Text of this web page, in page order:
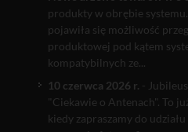
produkty w obrębie
pojawiła się możliwość
produktowej pod kątem
kompatybilnych ze...
10 czerwca 2026 r. -
"Ciekawie o Antenach". To
kiedy zapraszamy do